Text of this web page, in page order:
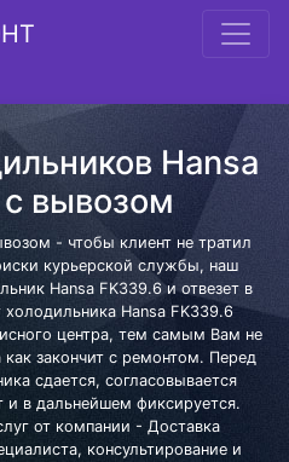
Hansa
вывозом
- чтобы клиент не тратил
курьерской службы, наш
Hansa FK339.6 и отвезет в
Hansa FK339.6
центра, тем самым Вам не
закончит с ремонтом. Перед
сдается, согласовывается
и в дальнейшем фиксируется.
от компании - Доставка
консультирование и